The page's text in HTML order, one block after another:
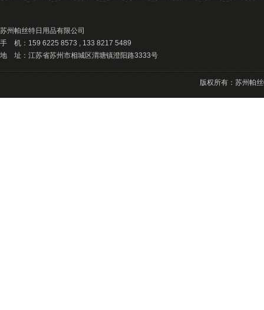
苏州帕丝特日用品有限公司
手 机：159 6225 8573 , 133 8217 5489
地 址：江苏省苏州市相城区渭塘镇澄阳路3333号
版权所有：苏州帕